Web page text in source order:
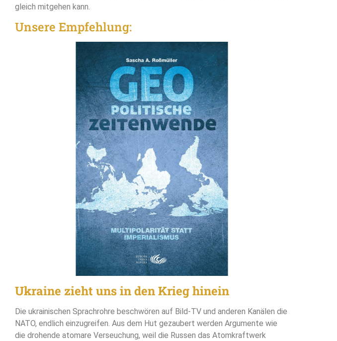
gleich mitgehen kann.
Unsere Empfehlung:
Ukraine zieht uns in den Krieg hinein
Die ukrainischen Sprachrohre beschwören auf Bild-TV und anderen Kanälen die
NATO, endlich einzugreifen. Aus dem Hut gezaubert werden Argumente wie
die drohende atomare Verseuchung, weil die Russen das Atomkraftwerk